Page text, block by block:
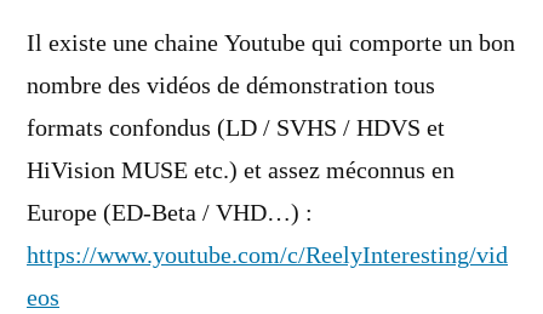
Il existe une chaine Youtube qui comporte un bon
nombre des vidéos de démonstration tous
formats confondus (LD / SVHS / HDVS et
HiVision MUSE etc.) et assez méconnus en
Europe (ED-Beta / VHD…) :
https://www.youtube.com/c/ReelyInteresting/vid
eos